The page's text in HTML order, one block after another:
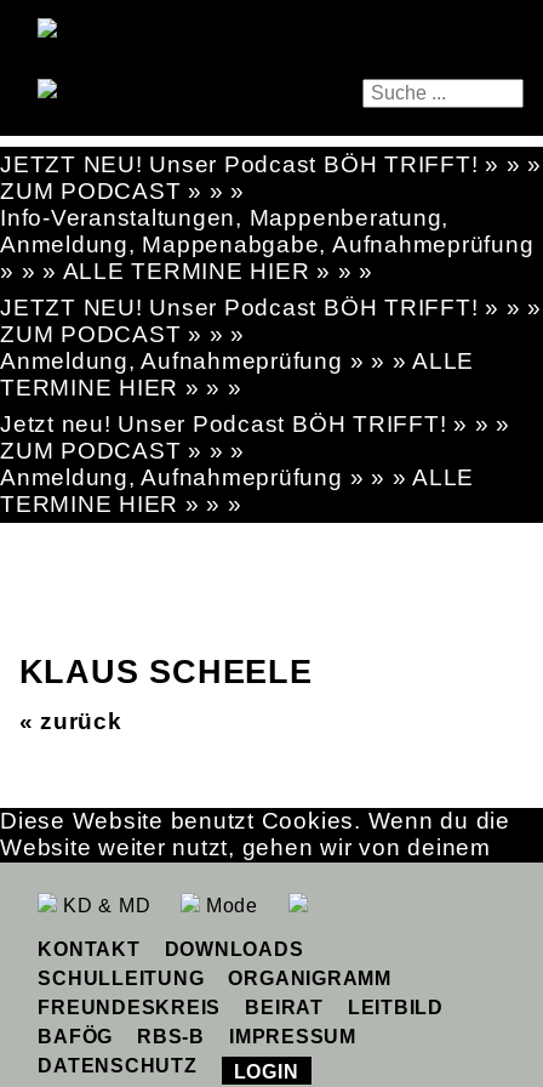
JETZT NEU! Unser Podcast BÖH TRIFFT! » » »
ZUM PODCAST » » »
Info-Veranstaltungen, Mappenberatung,
Anmeldung, Mappenabgabe, Aufnahmeprüfung
» » » ALLE TERMINE HIER » » »
JETZT NEU! Unser Podcast BÖH TRIFFT! » » »
ZUM PODCAST » » »
Anmeldung, Aufnahmeprüfung » » » ALLE
TERMINE HIER » » »
Jetzt neu! Unser Podcast BÖH TRIFFT! » » »
ZUM PODCAST » » »
Anmeldung, Aufnahmeprüfung » » » ALLE
TERMINE HIER » » »
KLAUS SCHEELE
« zurück
KD & MD Mode
KONTAKT
DOWNLOADS
SCHULLEITUNG
ORGANIGRAMM
FREUNDESKREIS
BEIRAT
LEITBILD
BAFÖG
RBS-B
IMPRESSUM
DATENSCHUTZ
LOGIN
Diese Website benutzt Cookies. Wenn du die
Website weiter nutzt, gehen wir von deinem